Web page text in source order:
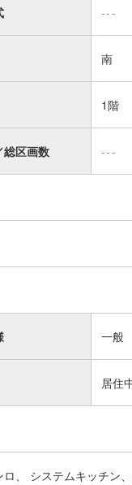
---
南
1階
総区画数 ---
一般
居住
ロ システムキッチン